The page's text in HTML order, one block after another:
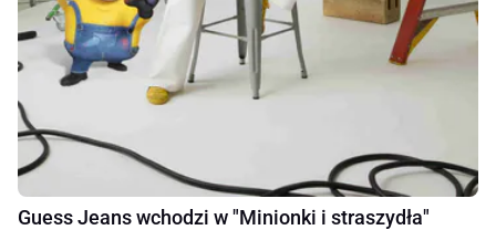
Guess Jeans wchodzi w "Minionki i straszydła"